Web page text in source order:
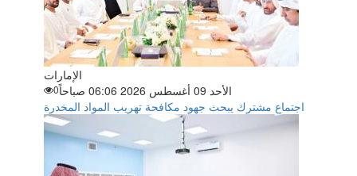
الإمارات
الأحد 09 أغسطس 2026 06:06 صباحاً
0
اجتماع مشترك يبحث جهود مكافحة تهريب المواد المخدرة